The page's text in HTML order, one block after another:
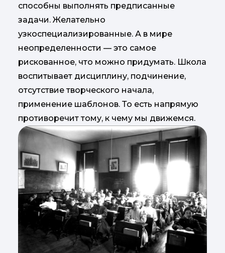
способны выполнять предписанные
задачи. Желательно
узкоспециализированные. А в мире
неопределенности — это самое
рискованное, что можно придумать. Школа
воспитывает дисциплину, подчинение,
отсутствие творческого начала,
применение шаблонов. То есть напрямую
противоречит тому, к чему мы движемся.